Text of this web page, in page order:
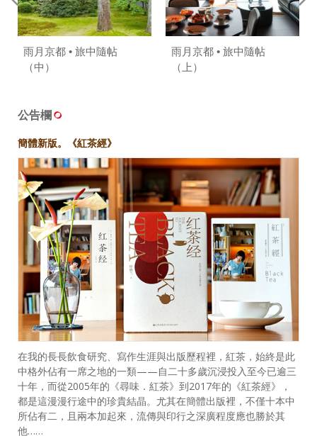
雨月京都 • 旅中隨帖
（中）
雨月京都 • 旅中隨帖
（上）
公告欄
簡體新版。《紅茶經》
在我的長長飲食研究、寫作生涯與出版歷程裡，紅茶，始終是此
中格外佔有一席之地的一類——自二十多歲沉浸投入至今已逾三
十年，而從2005年的《尋味．紅茶》到2017年的《紅茶經》，
都是這漫漫行途中的珍貴結晶。尤其在簡體出版裡，不僅十本中
所佔有二，且兩本加起來，流傳與印行之深廣程度應也勝於其
他……